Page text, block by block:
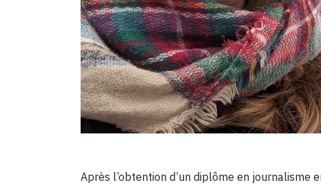
Après l’obtention d’un diplôme en journalisme